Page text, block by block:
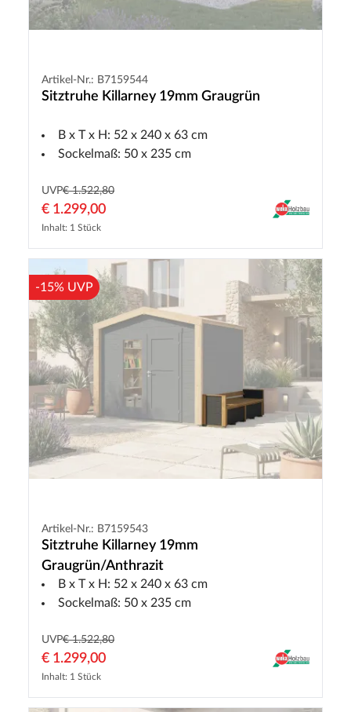
Artikel-Nr.: B7159544
Sitztruhe Killarney 19mm Graugrün
B x T x H: 52 x 240 x 63 cm
Sockelmaß: 50 x 235 cm
UVP€ 1.522,80
€ 1.299,00
Inhalt: 1 Stück
-15% UVP
Artikel-Nr.: B7159543
Sitztruhe Killarney 19mm
Graugrün/Anthrazit
B x T x H: 52 x 240 x 63 cm
Sockelmaß: 50 x 235 cm
UVP€ 1.522,80
€ 1.299,00
Inhalt: 1 Stück